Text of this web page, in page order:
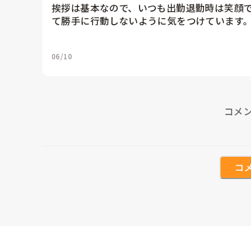
挨拶は基本なので、いつも出勤退勤時は笑顔
て勝手に行動しないように気をつけています。
06/10
コメ
コ